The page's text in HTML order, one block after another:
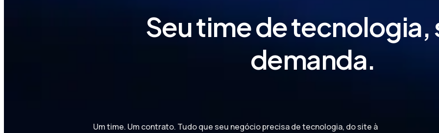
Seu time de tecnologia,
demanda.
Um time. Um contrato. Tudo que seu negócio precisa de tecnologia, do site à